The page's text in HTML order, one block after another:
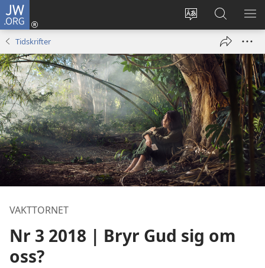
JW.ORG
Ändra
webbplatsens
Logga
fönster)
Sök
på
jw.org
Tidskrifter
VAKTTORNET
Nr 3 2018 | Bryr Gud sig om
oss?